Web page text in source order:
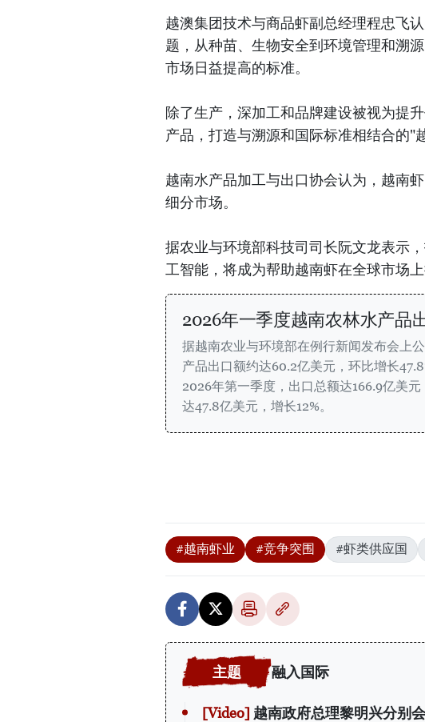
越澳集团技术与商品虾副总经理程忠飞
题，从种苗、生物安全到环境管理和溯
市场日益提高的标准。
除了生产，深加工和品牌建设被视为提
产品，打造与溯源和国际标准相结合的"
越南水产品加工与出口协会认为，越南
细分市场。
据农业与环境部科技司司长阮文龙表示
工智能，将成为帮助越南虾在全球市场
2026年一季度越南农林水产品
据越南农业与环境部在例行新闻发布会上
产品出口额约达60.2亿美元，环比增长
2026年第一季度，出口总额达166.9亿美
达47.8亿美元，增长12%。
#越南虾业 #竞争突围 #虾类供应国
融入国际
越南政府总理黎明兴分别